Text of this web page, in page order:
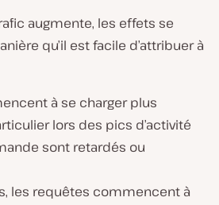
augmente, les effets se
qu’il est facile d’attribuer à
à se charger plus
lors des pics d’activité
sont retardés ou
les requêtes commencent à